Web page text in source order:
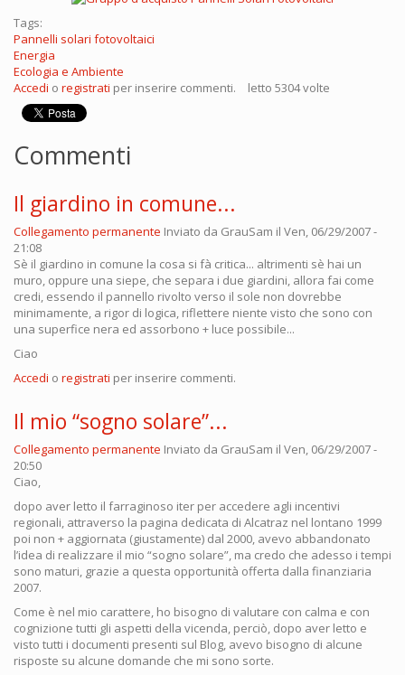
Tags:
Pannelli solari fotovoltaici
Energia
Ecologia e Ambiente
Accedi o registrati per inserire commenti. letto 5304 volte
Commenti
Il giardino in comune...
Collegamento permanente Inviato da GrauSam il Ven, 06/29/2007 -
21:08
Sè il giardino in comune la cosa si fà critica... altrimenti sè hai un
muro, oppure una siepe, che separa i due giardini, allora fai come
credi, essendo il pannello rivolto verso il sole non dovrebbe
minimamente, a rigor di logica, riflettere niente visto che sono con
una superfice nera ed assorbono + luce possibile...
Ciao
Accedi o registrati per inserire commenti.
Il mio “sogno solare”...
Collegamento permanente Inviato da GrauSam il Ven, 06/29/2007 -
20:50
Ciao,
dopo aver letto il farraginoso iter per accedere agli incentivi
regionali, attraverso la pagina dedicata di Alcatraz nel lontano 1999
poi non + aggiornata (giustamente) dal 2000, avevo abbandonato
l’idea di realizzare il mio “sogno solare”, ma credo che adesso i tempi
sono maturi, grazie a questa opportunità offerta dalla finanziaria
2007.
Come è nel mio carattere, ho bisogno di valutare con calma e con
cognizione tutti gli aspetti della vicenda, perciò, dopo aver letto e
visto tutti i documenti presenti sul Blog, avevo bisogno di alcune
risposte su alcune domande che mi sono sorte.